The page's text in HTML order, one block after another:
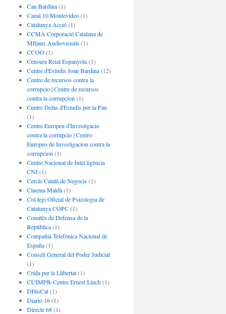
Can Bardina(1)
Canal 10 Montevideo(1)
Catalunya Acció(1)
CCMA Corporació Catalana de
MItjans Audiovisuals(1)
CCOO(1)
Censura Reial Espanyola(1)
Centre d'Estudis Joan Bardina(12)
Centre de recursos contra la
corrupcio | Centre de recursos
contra la corrupcion (1)
Centre Delàs d'Estudis per la Pau
(1)
Centre Europeu d'Investigacio
contra la corrupcio | Centro
Europeo de Investigacion contra la
corrupcion (1)
Centre Nacional de Intel·ligència
CNI(1)
Cercle Català de Negocis(1)
Cinema Maldà(1)
Col·legi Oficial de Psicologia de
Catalunya COPC(1)
Comitès de Defensa de la
República(1)
Compañía Telefónica Nacional de
España(1)
Consell General del Poder Judicial
(1)
Crida per la Llibertat(1)
CUIMPB-Centre Ernest Lluch(1)
DHisCat(1)
Diario 16(1)
Directe 68(1)